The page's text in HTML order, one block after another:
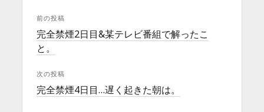
前の投稿
完全禁煙2日目&某テレビ番組で解ったこ
と。
次の投稿
完全禁煙4日目…遅く起きた朝は。